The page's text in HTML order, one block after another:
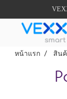
หน้าแรก สิน